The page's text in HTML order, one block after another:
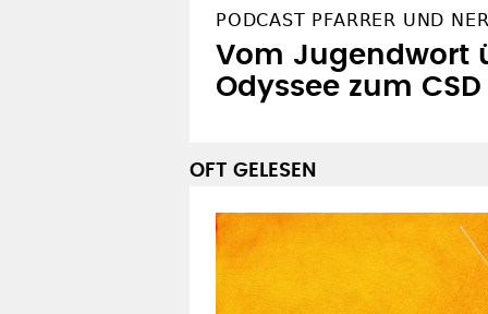
PODCAST PFARRER UND
Vom Jugendwort
Odyssee zum CSD
OFT GELESEN